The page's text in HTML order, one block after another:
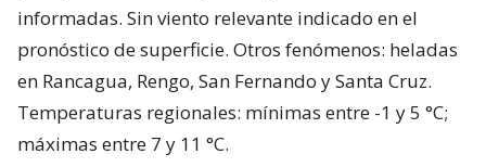
informadas. Sin viento relevante indicado en el
pronóstico de superficie. Otros fenómenos: heladas
en Rancagua, Rengo, San Fernando y Santa Cruz.
Temperaturas regionales: mínimas entre -1 y 5 °C;
máximas entre 7 y 11 °C.